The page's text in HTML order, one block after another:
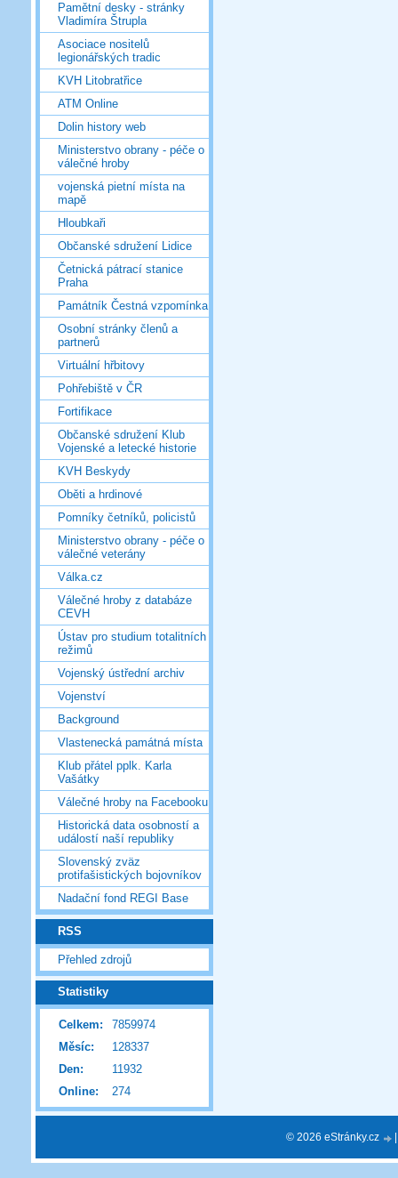
Pamětní desky - stránky
Vladimíra Štrupla
Asociace nositelů
legionářských tradic
KVH Litobratřice
ATM Online
Dolin history web
Ministerstvo obrany - péče o
válečné hroby
vojenská pietní místa na
mapě
Hloubkaři
Občanské sdružení Lidice
Četnická pátrací stanice
Praha
Památník Čestná vzpomínka
Osobní stránky členů a
partnerů
Virtuální hřbitovy
Pohřebiště v ČR
Fortifikace
Občanské sdružení Klub
Vojenské a letecké historie
KVH Beskydy
Oběti a hrdinové
Pomníky četníků, policistů
Ministerstvo obrany - péče o
válečné veterány
Válka.cz
Válečné hroby z databáze
CEVH
Ústav pro studium totalitních
režimů
Vojenský ústřední archiv
Vojenství
Background
Vlastenecká památná místa
Klub přátel pplk. Karla
Vašátky
Válečné hroby na Facebooku
Historická data osobností a
událostí naší republiky
Slovenský zväz
protifašistických bojovníkov
Nadační fond REGI Base
RSS
Přehled zdrojů
Statistiky
Online: 274
Celkem:
7859974
Měsíc:
128337
Den:
11932
© 2026 eStránky.cz